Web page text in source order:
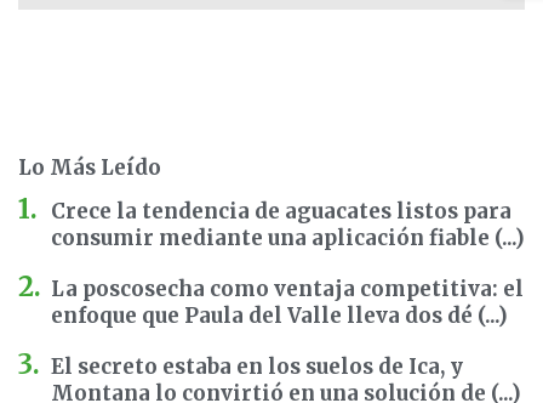
Lo Más Leído
Crece la tendencia de aguacates listos para
consumir mediante una aplicación fiable (...)
La poscosecha como ventaja competitiva: el
enfoque que Paula del Valle lleva dos dé (...)
El secreto estaba en los suelos de Ica, y
Montana lo convirtió en una solución de (...)